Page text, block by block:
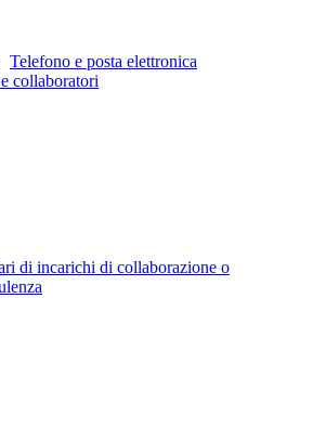
Telefono e posta elettronica
collaboratori
di incarichi di collaborazione o